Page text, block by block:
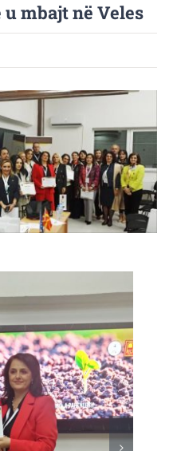
mbajt në Veles